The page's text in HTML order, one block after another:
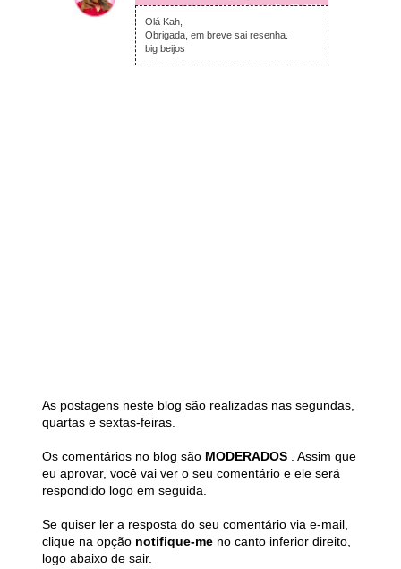
quarta-feira, julho 22, 2020
Olá Kah,
Obrigada, em breve sai resenha.
big beijos
As postagens neste blog são realizadas nas segundas,
quartas e sextas-feiras.
Os comentários no blog são MODERADOS . Assim que
eu aprovar, você vai ver o seu comentário e ele será
respondido logo em seguida.
Se quiser ler a resposta do seu comentário via e-mail,
clique na opção notifique-me no canto inferior direito,
logo abaixo de sair.